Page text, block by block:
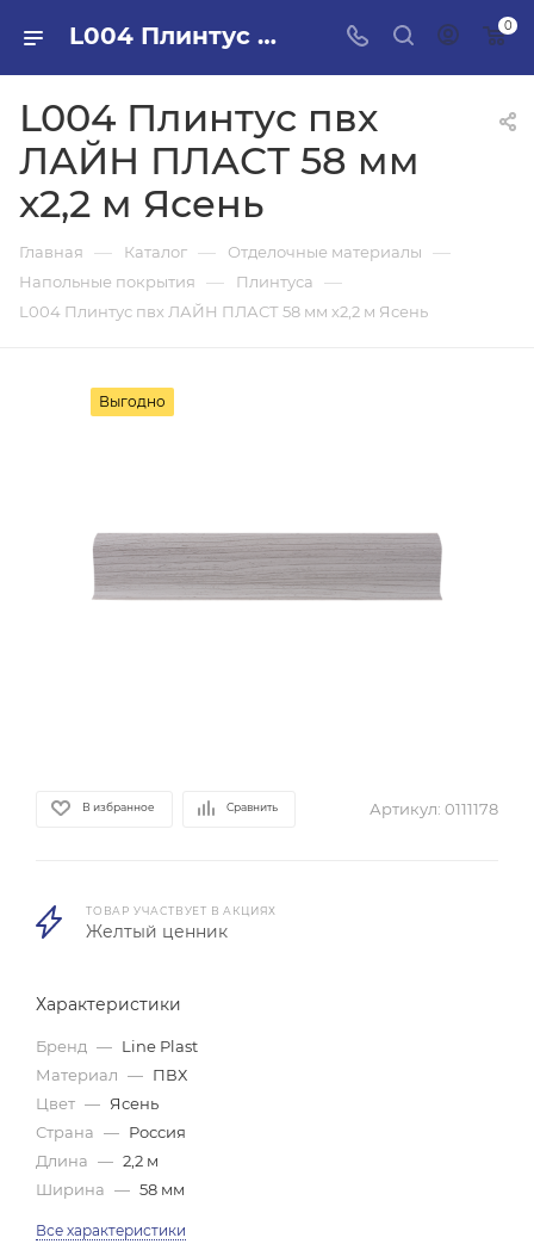
L004 Плинтус пвх ЛАЙН ПЛАСТ 58 мм х2,2 м Ясень в ПИЛОН — купить стройматериалы в интернет-магазине ПИЛОН с доставкой оптом и в розницу 0
L004 Плинтус пвх
ЛАЙН ПЛАСТ 58 мм
х2,2 м Ясень
Главная — Каталог — Отделочные материалы —
Напольные покрытия — Плинтуса —
L004 Плинтус пвх ЛАЙН ПЛАСТ 58 мм х2,2 м Ясень
Выгодно
В избранное Сравнить Артикул: 0111178
ТОВАР УЧАСТВУЕТ В АКЦИЯХ
Желтый ценник
Характеристики
Бренд — Line Plast
Материал — ПВХ
Цвет — Ясень
Страна — Россия
Длина — 2,2 м
Ширина — 58 мм
Все характеристики